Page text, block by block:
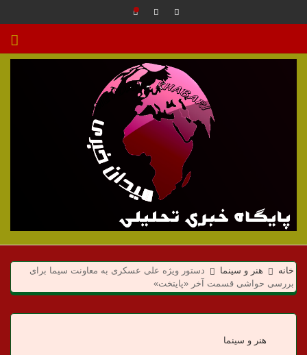
م
ی
د
خانه هنر و سینما
دستور ویژه علی عسکری به معاونت سیما برای
بررسی حواشی قسمت آخر «پایتخت»
هنر و سینما